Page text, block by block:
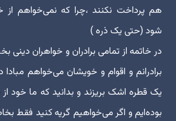
هم پرداخت نکنند ،چرا که نمی‌خواهم از
شود (حتی یک ذره )
در خاتمه از تمامی برادران و خواهران دینی
برادرانم و اقوام و خویشان می‌خواهم مبادا
یک قطره اشک بریزند و بدانید که ما خود از
بوده‌ایم و اگر می‌خواهیم گریه کنید فقط